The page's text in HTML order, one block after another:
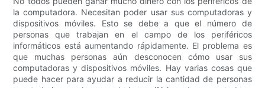
la computadora. Necesitan poder usar sus computadoras y
dispositivos móviles. Esto se debe a que el número de
personas que trabajan en el campo de los periféricos
informáticos está aumentando rápidamente. El problema es
que muchas personas aún desconocen cómo usar sus
computadoras y dispositivos móviles. Hay varias cosas que
puede hacer para ayudar a reducir la cantidad de personas